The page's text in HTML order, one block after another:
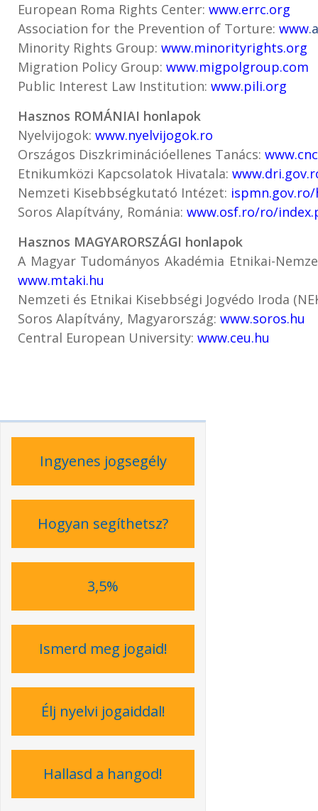
European Roma Rights Center: www.errc.org
Association for the Prevention of Torture:www
Minority Rights Group:www.minorityrights.org
Migration Policy Group:www.migpolgroup.com
Public Interest Law Institution:www.pili.org
Hasznos ROMÁNIAI honlapok
Nyelvijogok:www.nyelvijogok.ro
Országos Diszkriminációellenes Tanács:
Etnikumközi Kapcsolatok Hivatala:
Nemzeti Kisebbségkutató Intézet:
Soros Alapítvány, Románia:www.osf.ro/ro/
Hasznos MAGYARORSZÁGI honlapok
A Magyar Tudományos Akadémia Etnikai-
www.mtaki.hu
Nemzeti és Etnikai Kisebbségi Jogvédo Iroda
Soros Alapítvány, Magyarország:www.soros.hu
Central European University: www.ceu.hu
Ingyenes jogsegély
Hogyan segíthetsz?
3,5%
Ismerd meg jogaid!
Élj nyelvi jogaiddal!
Hallasd a hangod!